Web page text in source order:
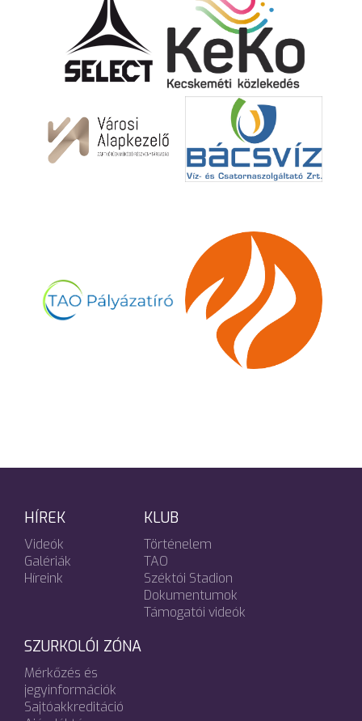
HÍREK
Videók
Galériák
Híreink
KLUB
Történelem
TAO
Széktói Stadion
Dokumentumok
Támogatói videók
SZURKOLÓI ZÓNA
Mérkőzés és
jegyinformációk
Sajtóakkreditáció